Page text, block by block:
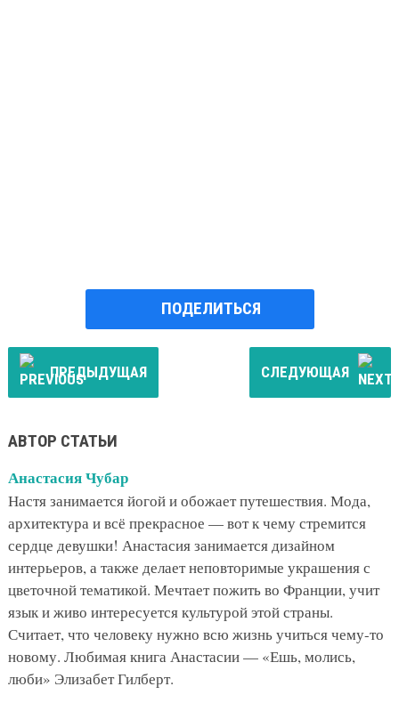
ПОДЕЛИТЬСЯ
ПРЕДЫДУЩАЯ СЛЕДУЮЩАЯ
АВТОР СТАТЬИ
Анастасия Чубар
Настя занимается йогой и обожает путешествия. Мода,
архитектура и всё прекрасное — вот к чему стремится
сердце девушки! Анастасия занимается дизайном
интерьеров, а также делает неповторимые украшения с
цветочной тематикой. Мечтает пожить во Франции, учит
язык и живо интересуется культурой этой страны.
Считает, что человеку нужно всю жизнь учиться чему-то
новому. Любимая книга Анастасии — «Ешь, молись,
люби» Элизабет Гилберт.